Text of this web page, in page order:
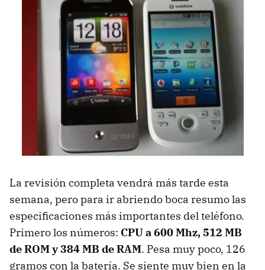
La revisión completa vendrá más tarde esta
semana, pero para ir abriendo boca resumo las
especificaciones más importantes del teléfono.
Primero los números: CPUa 600 Mhz, 512 MB
deROMy 384 MB de RAM. Pesa muy poco, 126
gramos con la batería. Se siente muy bien en la